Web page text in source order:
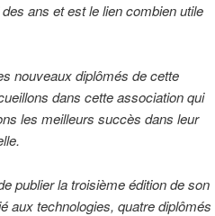
ans et est le lien combien utile
nouveaux diplômés de cette
dans cette association qui
les meilleurs succès dans leur
publier la troisième édition de son
aux technologies, quatre diplômés